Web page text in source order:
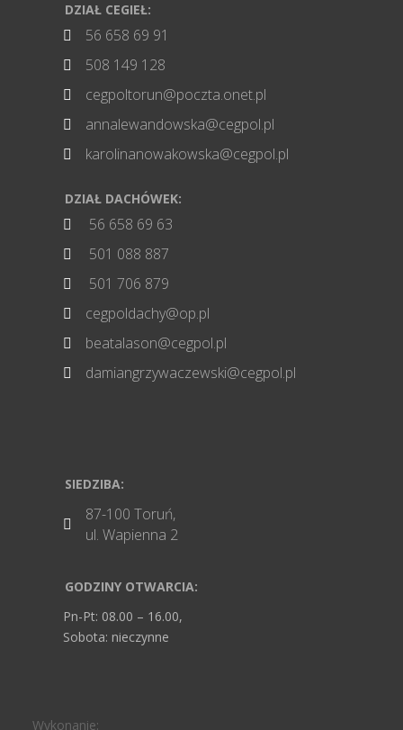
DZIAŁ CEGIEŁ:
 56 658 69 91
 508 149 128
 cegpoltorun@poczta.onet.pl
 annalewandowska@cegpol.pl
 karolinanowakowska@cegpol.pl
DZIAŁ DACHÓWEK:
 56 658 69 63
 501 088 887
 501 706 879
 cegpoldachy@op.pl
 beatalason@cegpol.pl
 damiangrzywaczewski@cegpol.pl
SIEDZIBA:

87-100 Toruń,
ul. Wapienna 2
GODZINY OTWARCIA:
Pn-Pt: 08.00 – 16.00,
Sobota: nieczynne
Wykonanie: